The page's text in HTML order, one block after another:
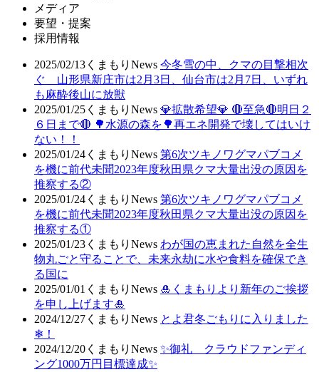
メディア
要望・提案
採用情報
2025/02/13 くまもりNews 今冬雪の中、クマの目撃相次
ぐ 山形県新庄市は2月3日、仙台市は2月7日、いずれ
も麻酔後山に放獣
2025/01/25 くまもりNews 💎拡散希望💎 🔴至急🔴明日２
６日まで🔴 🌳水源の森を🌳再エネ開発で壊してはいけ
ない！！
2025/01/24 くまもりNews 第6次ツキノワグマパブコメ
を機に前代未聞2023年度秋田県クマ大量出没の原因を
推察する②
2025/01/24 くまもりNews 第6次ツキノワグマパブコメ
を機に前代未聞2023年度秋田県クマ大量出没の原因を
推察する①
2025/01/23 くまもりNews わが国の恵まれた自然を全生
物丸ごと守ることで、未来永劫に水や食料を確保でき
る国に
2025/01/01 くまもりNews 🎍くまもりより新年のご挨拶
を申し上げます🎍
2024/12/27 くまもりNews とよ君冬ごもりに入りました
❄！
2024/12/20 くまもりNews ✨御礼 クラウドファンディ
ング1000万円目標達成✨